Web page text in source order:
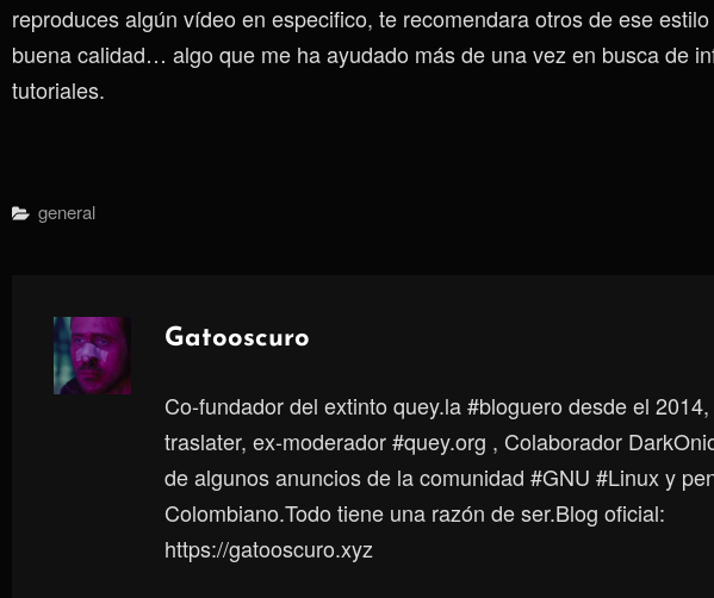
reproduces algún vídeo en especifico, te recomendara otros de ese
buena calidad… algo que me ha ayudado más de una vez en busca de
tutoriales.
Categorías
General
Autor:
Gatooscuro
Co-fundador del extinto quey.la #bloguero desde el
traslater, ex-moderador #quey.org , Colaborador
de algunos anuncios de la comunidad #GNU #Linux y
Colombiano.Todo tiene una razón de ser.Blog oficial:
https://gatooscuro.xyz